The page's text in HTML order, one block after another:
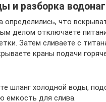
и разборка
определились, что
делом отключаете
Затем сливаете с
краны подачи
шланг холодной воды,
емкость для слива.